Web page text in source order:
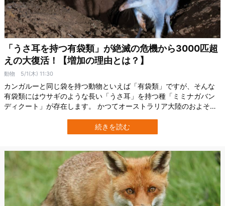
「うさ耳を持つ有袋類」が絶滅の危機から3000匹超
えの大復活！【増加の理由とは？】
動物 5/1(木) 11:30
カンガルーと同じ袋を持つ動物といえば「有袋類」ですが、そんな
有袋類にはウサギのような長い「うさ耳」を持つ種「ミミナガバン
ディクート」が存在します。 かつてオーストラリア大陸のおよそ七
数を減らし、は絶滅の危機に瀕しています。 しかし嬉しいことに、
オーストラリア野生生物保護協会（AWC）の再導入プログラムによ
続きを読む